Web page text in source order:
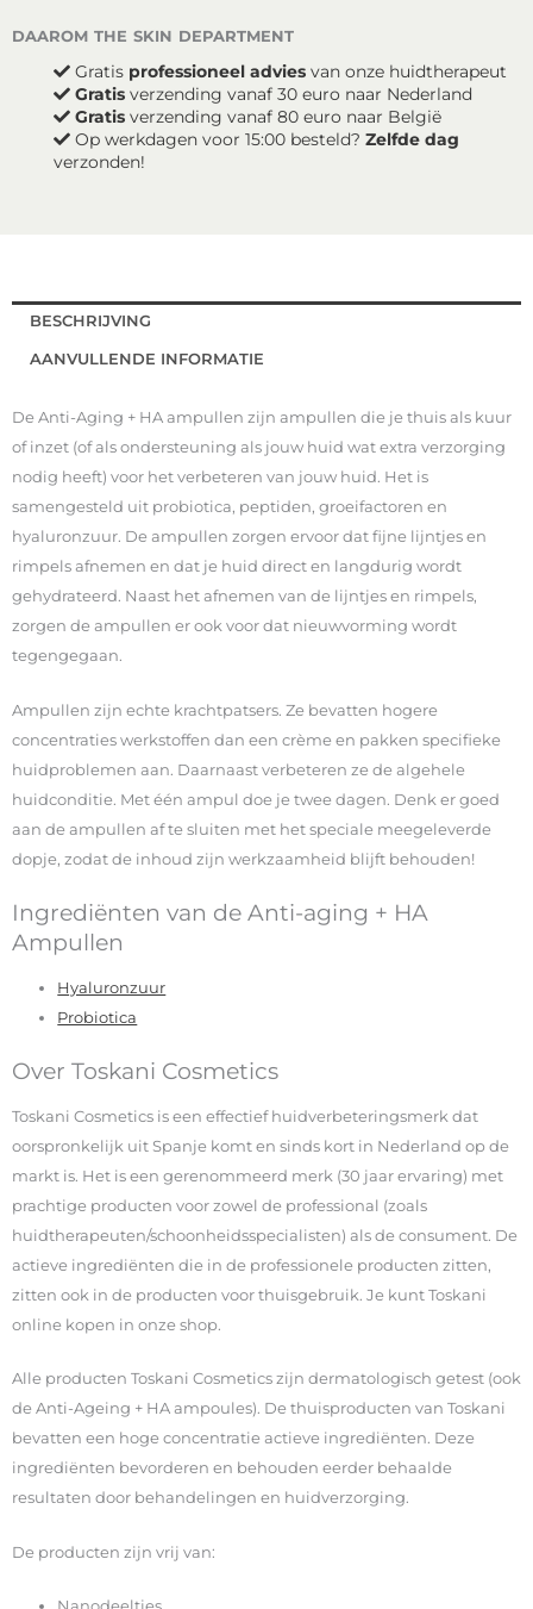
daarom the skin department
Gratis professioneel advies van onze huidtherapeut
Gratis verzending vanaf 30 euro naar Nederland
Gratis verzending vanaf 80 euro naar België
Op werkdagen voor 15:00 besteld? Zelfde dag
verzonden!
BESCHRIJVING
AANVULLENDE INFORMATIE
De Anti-Aging + HA ampullen zijn ampullen die je thuis als kuur
of inzet (of als ondersteuning als jouw huid wat extra verzorging
nodig heeft) voor het verbeteren van jouw huid. Het is
samengesteld uit probiotica, peptiden, groeifactoren en
hyaluronzuur. De ampullen zorgen ervoor dat fijne lijntjes en
rimpels afnemen en dat je huid direct en langdurig wordt
gehydrateerd. Naast het afnemen van de lijntjes en rimpels,
zorgen de ampullen er ook voor dat nieuwvorming wordt
tegengegaan.
Ampullen zijn echte krachtpatsers. Ze bevatten hogere
concentraties werkstoffen dan een crème en pakken specifieke
huidproblemen aan. Daarnaast verbeteren ze de algehele
huidconditie. Met één ampul doe je twee dagen. Denk er goed
aan de ampullen af te sluiten met het speciale meegeleverde
dopje, zodat de inhoud zijn werkzaamheid blijft behouden!
Ingrediënten van de Anti-aging + HA
Ampullen
Hyaluronzuur
Probiotica
Over Toskani Cosmetics
Toskani Cosmetics is een effectief huidverbeteringsmerk dat
oorspronkelijk uit Spanje komt en sinds kort in Nederland op de
markt is. Het is een gerenommeerd merk (30 jaar ervaring) met
prachtige producten voor zowel de professional (zoals
huidtherapeuten/schoonheidsspecialisten) als de consument. De
actieve ingrediënten die in de professionele producten zitten,
zitten ook in de producten voor thuisgebruik. Je kunt Toskani
online kopen in onze shop.
Alle producten Toskani Cosmetics zijn dermatologisch getest (ook
de Anti-Ageing + HA ampoules). De thuisproducten van Toskani
bevatten een hoge concentratie actieve ingrediënten. Deze
ingrediënten bevorderen en behouden eerder behaalde
resultaten door behandelingen en huidverzorging.
De producten zijn vrij van: